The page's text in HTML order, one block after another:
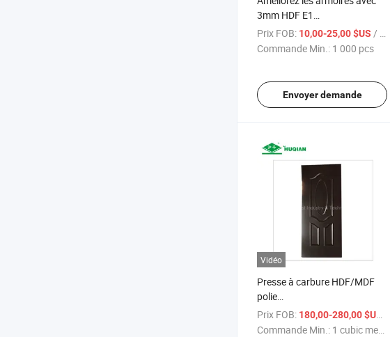
3mm HDF E1
1220mmx2440mmx3.0mm
HDF brut avec finition poncée
Prix FOB: 10,00-25,00 $US / pcs
Commande Min.: 1 000 pcs
Envoyer demande
Vidéo
Presse à carbure HDF/MDF
polie
1220mmx2440mmx2.7mm
pour peau de porte
Prix FOB: 180,00-280,00 $US
Commande Min.: 1 cubic meter